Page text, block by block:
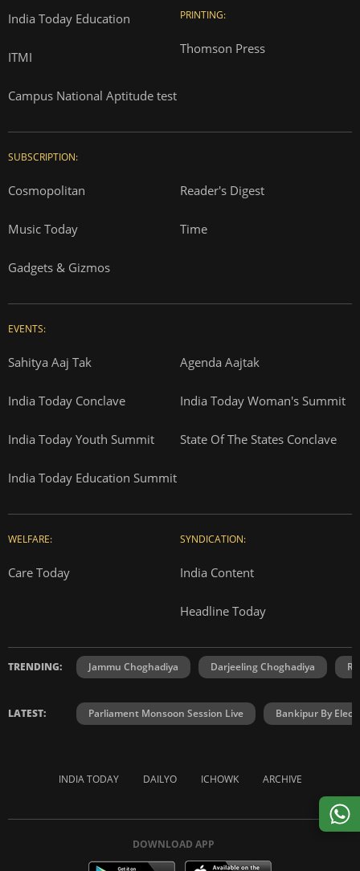
India Today Education
ITMI
Campus National Aptitude test
PRINTING:
Thomson Press
SUBSCRIPTION:
Cosmopolitan Reader's Digest
Music Today Time
Gadgets & Gizmos
EVENTS:
Sahitya Aaj Tak Agenda Aajtak
India Today Conclave India Today Woman's Summit
India Today Youth Summit State Of The States Conclave
India Today Education Summit
WELFARE:
Care Today
SYNDICATION:
India Content
Headline Today
TRENDING: Jammu Choghadiya Darjeeling Choghadiya
LATEST: Parliament Monsoon Session Live Bankipur By
INDIA TODAY DAILYO ICHOWK ARCHIVE
DOWNLOAD APP